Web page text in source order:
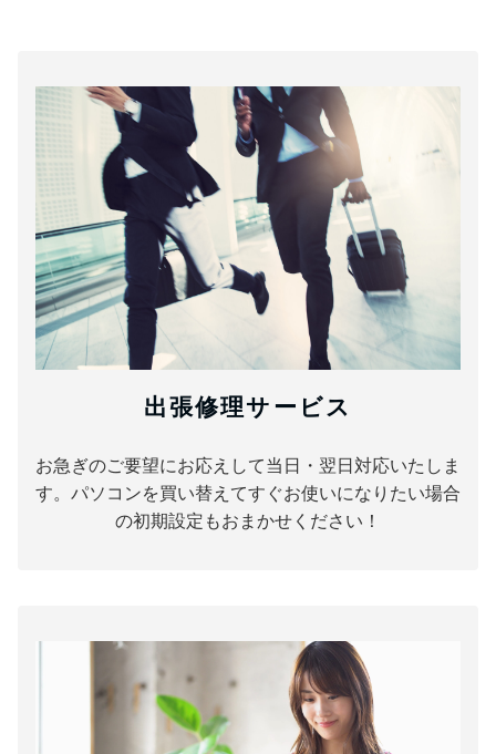
出張修理サービス
お急ぎのご要望にお応えして当日・翌日対応いたしま
す。パソコンを買い替えてすぐお使いになりたい場合
の初期設定もおまかせください！